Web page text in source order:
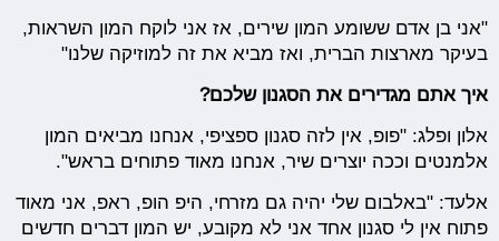
"אני בן אדם ששומע המון שירים, אז אני לוקח המון השראות,
בעיקר מארצות הברית, ואז מביא את זה למוזיקה שלנו"
איך אתם מגדירים את הסגנון שלכם?
אלון ופלג: "פופ, אין לזה סגנון ספציפי, אנחנו מביאים המון
אלמנטים וככה יוצרים שיר, אנחנו מאוד פתוחים בראש".
אלעד: "באלבום שלי יהיה גם מזרחי, היפ הופ, ראפ, אני מאוד
פתוח אין לי סגנון אחד אני לא מקובע, יש המון דברים חדשים